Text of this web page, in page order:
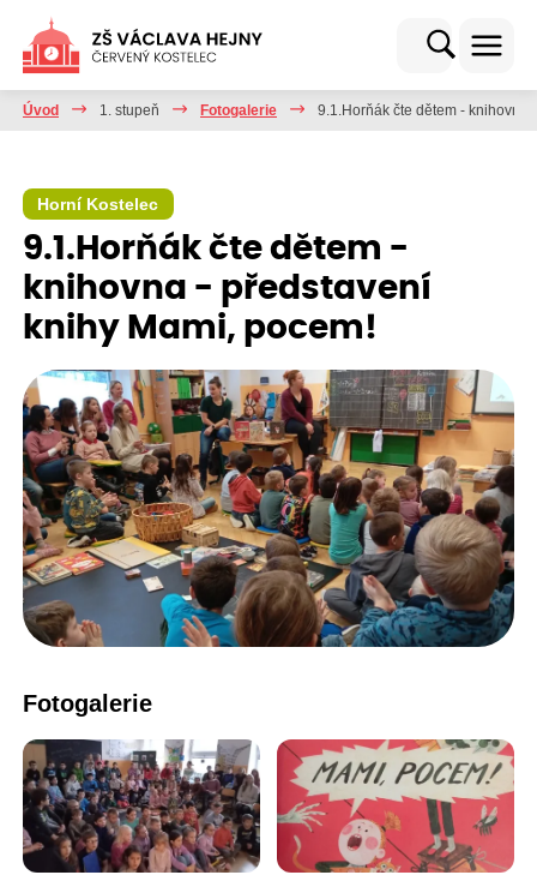
Úvod 1. stupeň Fotogalerie 9.1.Horňák čte dětem - knihovna
Horní Kostelec
9.1.Horňák čte dětem -
knihovna - představení
knihy Mami, pocem!
Fotogalerie